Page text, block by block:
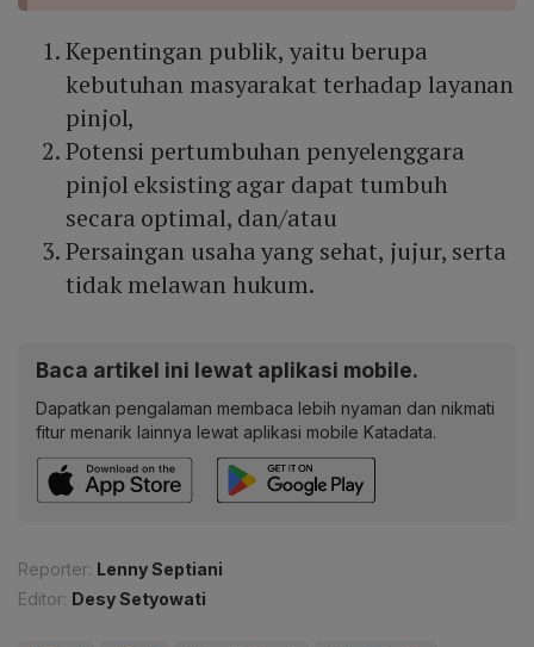
Kepentingan publik, yaitu berupa
kebutuhan masyarakat terhadap layanan
pinjol,
Potensi pertumbuhan penyelenggara
pinjol eksisting agar dapat tumbuh
secara optimal, dan/atau
Persaingan usaha yang sehat, jujur, serta
tidak melawan hukum.
Baca artikel ini lewat aplikasi mobile.
Dapatkan pengalaman membaca lebih nyaman dan nikmati
fitur menarik lainnya lewat aplikasi mobile Katadata.
Reporter: Lenny Septiani
Editor: Desy Setyowati